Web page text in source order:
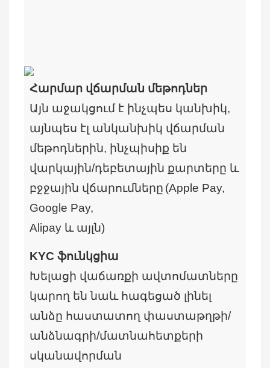
Հարմար վճարման մեթոդներ
Այն աջակցում է ինչպես կանխիկ,
այնպես էլ անկանխիկ վճարման
մեթոդներին, ինչպիսիք են
վարկային/դեբետային քարտերը և
բջջային վճարումները (Apple Pay,
Google Pay,
Alipay և այլն)
KYC ֆունկցիա
Խելացի վաճառքի ավտոմատները
կարող են նաև հագեցած լինել
անձը հաստատող փաստաթղթի/
անձնագրի/մատնահետքերի
սկանավորման